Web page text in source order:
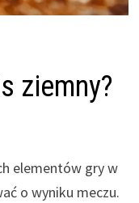
ziemny?
elementów gry w
o wyniku meczu.